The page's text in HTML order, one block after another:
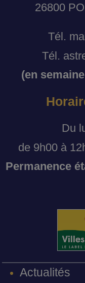
26800
Tél.
Tél.
(en
Du
de 9h00 à
Permanence
Actualités